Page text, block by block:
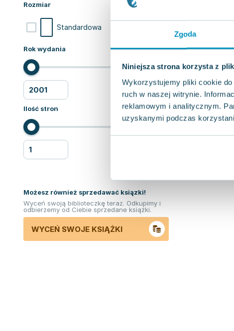
Zgoda
Niniejsza strona korzysta z
Wykorzystujemy pliki cookie
ruch w naszej witrynie.
reklamowym i analitycznym.
uzyskanymi podczas
Rozmiar
Standardowa
Rok wydania
Ilość stron
Możesz również sprzedawać ksiązki!
Wyceń swoją biblioteczkę teraz. Odkupimy i
odbierzemy od Ciebie sprzedane książki.
WYCEŃ SWOJE KSIĄŻKI